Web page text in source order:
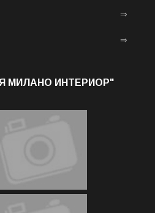
⇒
⇒
МИЛАНО ИНТЕРИОР"